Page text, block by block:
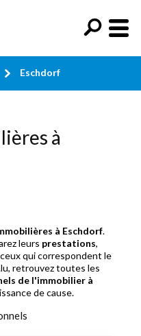
Eschdorf
à
à Eschdorf.
leurs prestations,
ceux qui correspondent le
retrouvez toutes les
de l'immobilier à
de cause.